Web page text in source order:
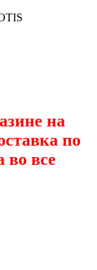
на
по
во все